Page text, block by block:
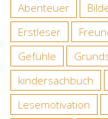
Abenteuer
Erstleser
Gefühle
kindersachbuch
Lesemotivation